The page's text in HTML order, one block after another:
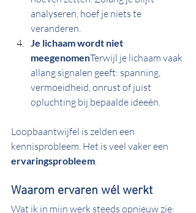
analyseren, hoef je niets te
veranderen.
Je lichaam wordt niet
meegenomenTerwijl je lichaam vaak
allang signalen geeft: spanning,
vermoeidheid, onrust of juist
opluchting bij bepaalde ideeën.
Loopbaantwijfel is zelden een
kennisprobleem. Het is veel vaker een
ervaringsprobleem.
Waarom ervaren wél werkt
Wat ik in mijn werk steeds opnieuw zie: